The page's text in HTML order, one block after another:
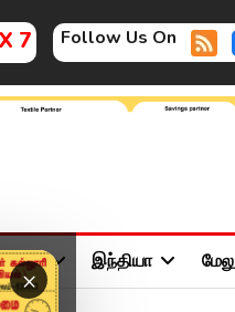
7 Follow Us On
×
இந்தியா